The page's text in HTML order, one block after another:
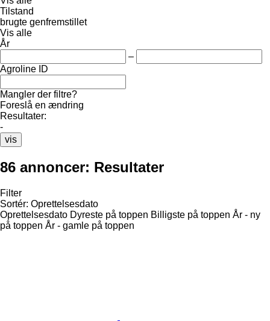
Tilstand
brugte genfremstillet
Vis alle
År
–
Agroline ID
Mangler der filtre?
Foreslå en ændring
Resultater:
-
vis
86 annoncer: Resultater
Filter
Sortér: Oprettelsesdato
Oprettelsesdato Dyreste på toppen Billigste på toppen År - ny
på toppen År - gamle på toppen